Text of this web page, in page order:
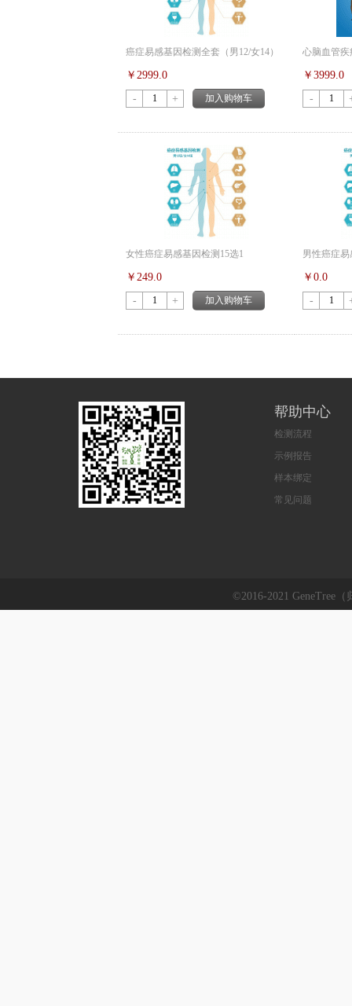
癌症易感基因检测全套（男12/女14）
￥2999.0
-
+ 加入购物车
心脑血管疾
￥3999.0
-
女性癌症易感基因检测15选1
￥249.0
-
+ 加入购物车
男性癌症
￥0.0
-
帮助中心
检测流程
示例报告
样本绑定
常见问题
©2016-2021 GeneTree